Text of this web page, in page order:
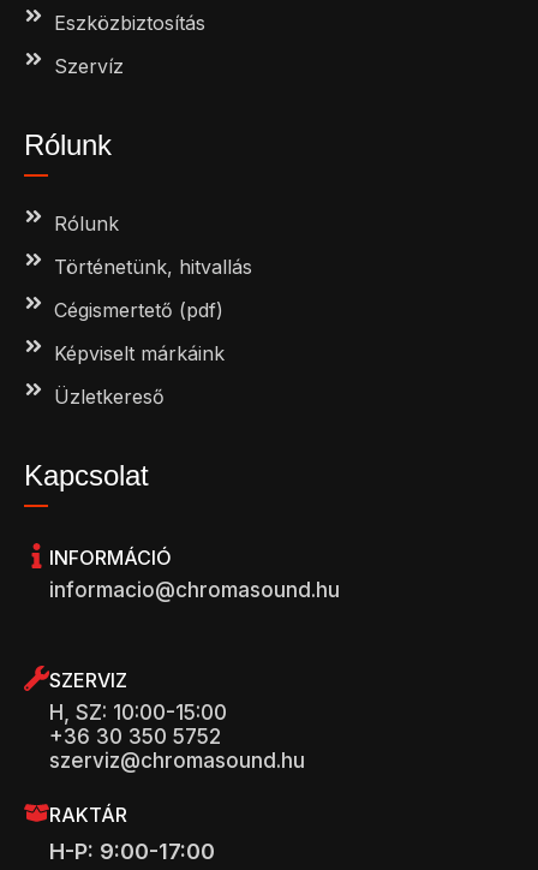
Eszközbiztosítás
Szervíz
Rólunk
Rólunk
Történetünk, hitvallás
Cégismertető (pdf)
Képviselt márkáink
Üzletkereső
Kapcsolat
INFORMÁCIÓ
informacio@chromasound.hu
SZERVIZ
H, SZ: 10:00-15:00
+36 30 350 5752
szerviz@chromasound.hu
RAKTÁR
H-P: 9:00-17:00